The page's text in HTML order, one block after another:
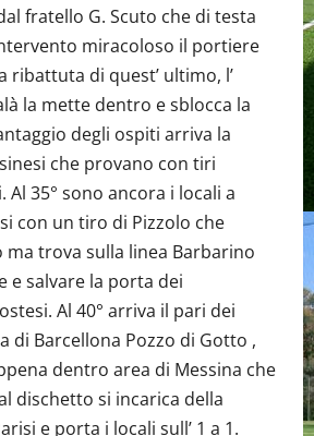
fratello G. Scuto che di testa
miracoloso il portiere
ribattuta di quest’ ultimo, l’
la mette dentro e sblocca la
degli ospiti arriva la
che provano con tiri
35° sono ancora i locali a
con un tiro di Pizzolo che
trova sulla linea Barbarino
e salvare la porta dei
Al 40° arriva il pari dei
di Barcellona Pozzo di Gotto ,
dentro area di Messina che
dischetto si incarica della
e porta i locali sull’ 1 a 1.